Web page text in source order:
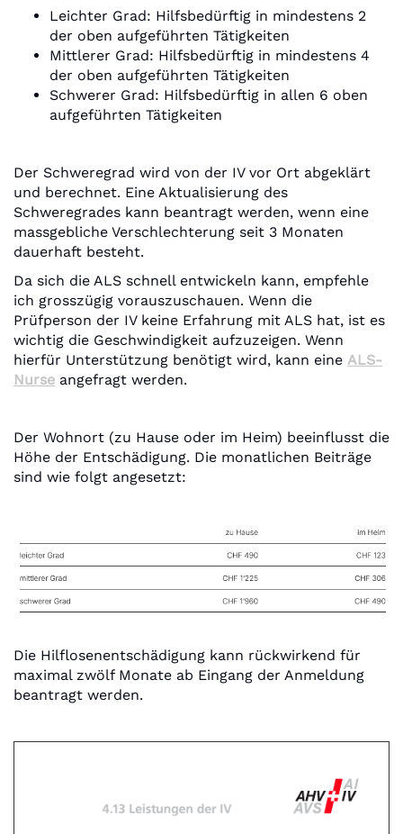
Leichter Grad: Hilfsbedürftig in mindestens 2
der oben aufgeführten Tätigkeiten
Mittlerer Grad: Hilfsbedürftig in mindestens 4
der oben aufgeführten Tätigkeiten
Schwerer Grad: Hilfsbedürftig in allen 6 oben
aufgeführten Tätigkeiten
Der Schweregrad wird von der IV vor Ort abgeklärt
und berechnet. Eine Aktualisierung des
Schweregrades kann beantragt werden, wenn eine
massgebliche Verschlechterung seit 3 Monaten
dauerhaft besteht.
Da sich die ALS schnell entwickeln kann, empfehle
ich grosszügig vorauszuschauen. Wenn die
Prüfperson der IV keine Erfahrung mit ALS hat, ist es
wichtig die Geschwindigkeit aufzuzeigen. Wenn
hierfür Unterstützung benötigt wird, kann eine ALS-
Nurse angefragt werden.
Der Wohnort (zu Hause oder im Heim) beeinflusst die
Höhe der Entschädigung. Die monatlichen Beiträge
sind wie folgt angesetzt:
Die Hilflosenentschädigung kann rückwirkend für
maximal zwölf Monate ab Eingang der Anmeldung
beantragt werden.